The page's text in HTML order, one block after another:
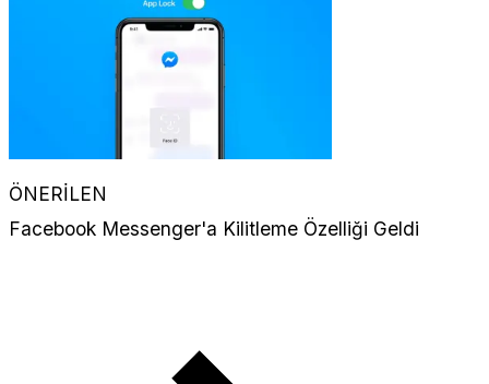
ÖNERİLEN
Facebook Messenger'a Kilitleme Özelliği Geldi